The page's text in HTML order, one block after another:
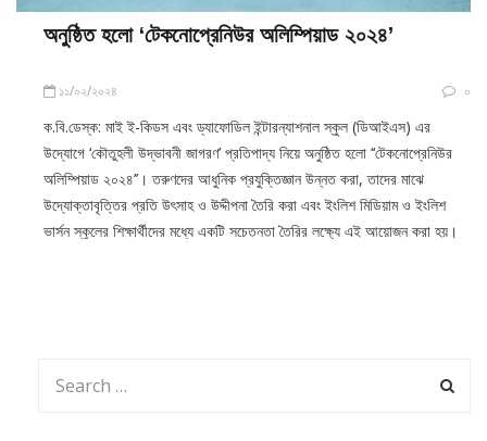
অনুষ্ঠিত হলো ‘টেকনোপ্রেনিউর অলিম্পিয়াড ২০২৪’
ক.বি.ডেস্ক: মাই ই-কিডস এবং ড্যাফোডিল ইন্টারন্যাশনাল স্কুল (ডিআইএস) এর
উদ্যোগে ‘কৌতুহলী উদ্ভাবনী জাগরণ’ প্রতিপাদ্য নিয়ে অনুষ্ঠিত হলো ‘‘টেকনোপ্রেনিউর
অলিম্পিয়াড ২০২৪’’। তরুণদের আধুনিক প্রযুক্তিজ্ঞান উন্নত করা, তাদের মাঝে
উদ্যোক্তাবৃত্তির প্রতি উৎসাহ ও উদ্দীপনা তৈরি করা এবং ইংলিশ মিডিয়াম ও ইংলিশ
ভার্সন স্কুলের শিক্ষার্থীদের মধ্যে একটি সচেতনতা তৈরির লক্ষ্যে এই আয়োজন করা হয়।